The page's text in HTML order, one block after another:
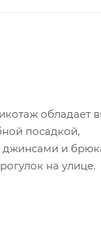
обладает
посадкой,
джинсами и
на улице.